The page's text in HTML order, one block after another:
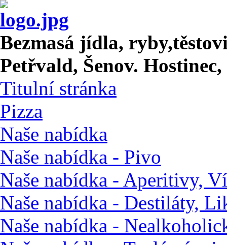
Bezmasá jídla,
Petřvald, Šenov.
Titulní stránka
Pizza
Naše nabídka
Naše nabídka - Pivo
Naše nabídka - Aperitivy,
Naše nabídka - Destiláty,
Naše nabídka -